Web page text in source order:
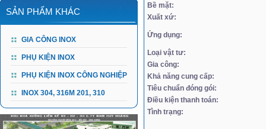
SẢN PHẨM KHÁC
GIA CÔNG INOX
PHỤ KIỆN INOX
PHỤ KIỆN INOX CÔNG NGHIỆP
INOX 304, 316M 201, 310
Bề mặt:
Xuất xứ:
Ứng dụng:
Loại vật tư:
Gia công:
Khả năng cung cấp:
Tiêu chuẩn đóng gói:
Điều kiện thanh toán:
Tình trạng: